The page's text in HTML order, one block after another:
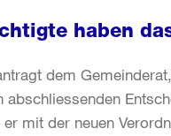
haben
dem
abschliessenden
mit der neuen